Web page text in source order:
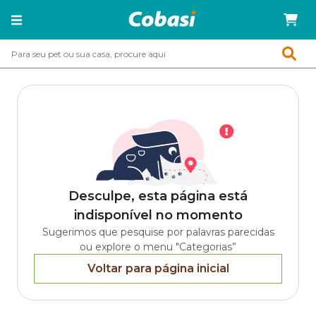
Desculpe, esta página está
indisponível no momento
Sugerimos que pesquise por palavras parecidas
ou explore o menu "Categorias”
Voltar para página inicial